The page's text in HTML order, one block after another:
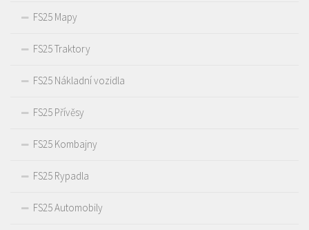
FS25 Mapy
FS25 Traktory
FS25 Nákladní vozidla
FS25 Přívěsy
FS25 Kombajny
FS25 Rypadla
FS25 Automobily